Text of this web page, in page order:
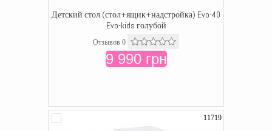
Детский стол (стол+ящик+надстройка) Evo-40
Evo-kids голубой
Отзывов 0
9 990 грн
11719